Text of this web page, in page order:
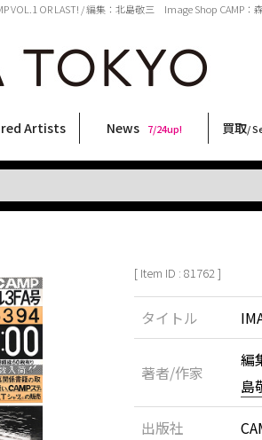
VOL.1 OR LAST! / 編集：北島敬三 Image Shop
Artists
(東風終)
ートン
夫
ル
オ
美
News 7/24up!
新着・おすすめ商品 9/7up!
フェア・イベント情報 7/24up!
お店からのお知らせ 6/1up!
買取/
買取ブ
買取
古書 /
美術
出張
宅配
店頭
よく
[ Item ID : 81762 ]
タイトル
著者/作家
編
島
出版社